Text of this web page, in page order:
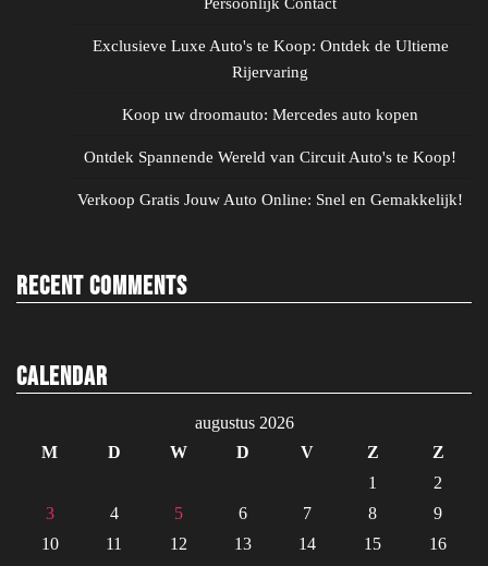
Exclusieve Luxe Auto's te Koop: Ontdek de Ultieme
Rijervaring
Koop uw droomauto: Mercedes auto kopen
Ontdek Spannende Wereld van Circuit Auto's te Koop!
Verkoop Gratis Jouw Auto Online: Snel en Gemakkelijk!
Recent Comments
Calendar
augustus 2026
M
D W D V Z
Z
1
2
3
4 5 6 7 8
9
10
11 12 13 14 15
16